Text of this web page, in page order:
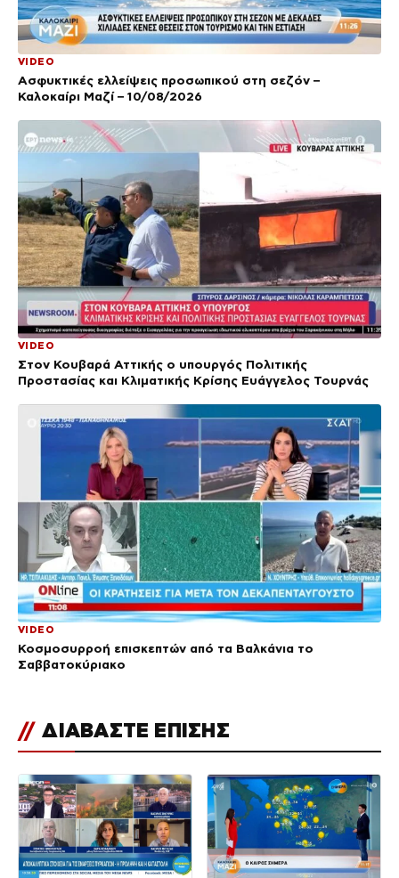
VIDEO
Ασφυκτικές ελλείψεις προσωπικού στη σεζόν –
Καλοκαίρι Μαζί – 10/08/2026
VIDEO
Στον Κουβαρά Αττικής ο υπουργός Πολιτικής
Προστασίας και Κλιματικής Κρίσης Ευάγγελος Τουρνάς
VIDEO
Κοσμοσυρροή επισκεπτών από τα Βαλκάνια το
Σαββατοκύριακο
// ΔΙΑΒΑΣΤΕ ΕΠΙΣΗΣ